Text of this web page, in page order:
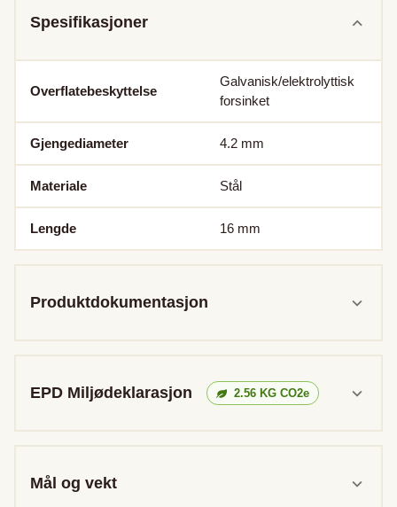
Spesifikasjoner
Overflatebeskyttelse
Galvanisk/elektrolyttisk
forsinket
Gjengediameter 4.2 mm
Materiale Stål
Lengde 16 mm
Produktdokumentasjon
EPD Miljødeklarasjon 2.56 KG CO2e
Mål og vekt